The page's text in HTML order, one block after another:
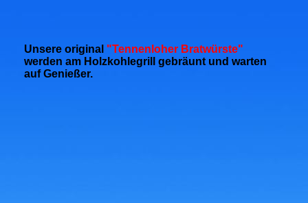
Unsere original "Tennenloher Bratwürste"
werden am Holzkohlegrill gebräunt und warten
auf Genießer.